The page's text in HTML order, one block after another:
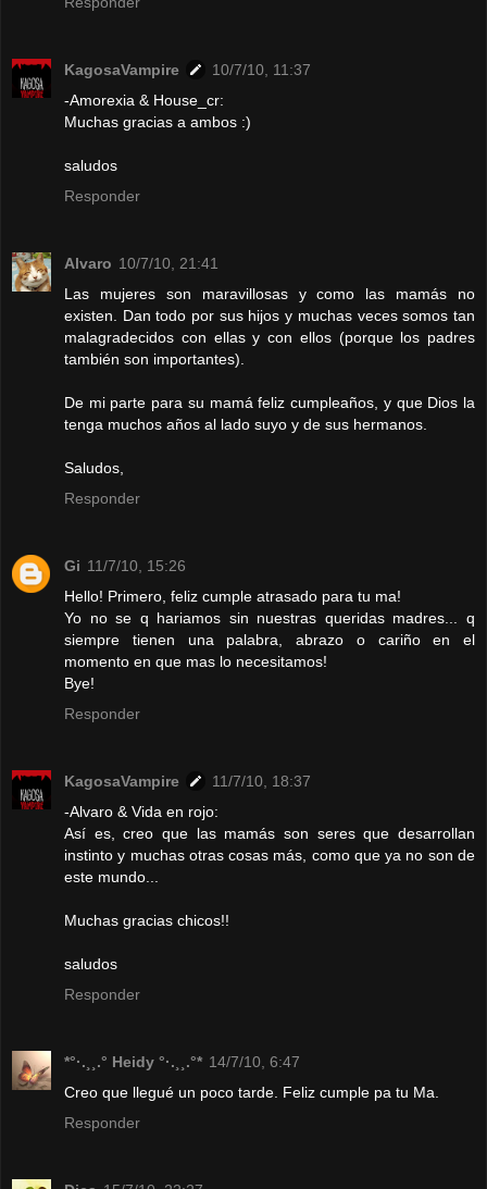
KagosaVampire
10/7/10, 11:37
-Amorexia & House_cr:
Muchas gracias a ambos :)
saludos
Responder
Alvaro 10/7/10, 21:41
Las mujeres son maravillosas y como las mamás no
existen. Dan todo por sus hijos y muchas veces somos tan
malagradecidos con ellas y con ellos (porque los padres
también son importantes).
De mi parte para su mamá feliz cumpleaños, y que Dios la
tenga muchos años al lado suyo y de sus hermanos.
Saludos,
Responder
Gi 11/7/10, 15:26
Hello! Primero, feliz cumple atrasado para tu ma!
Yo no se q hariamos sin nuestras queridas madres... q
siempre tienen una palabra, abrazo o cariño en el
momento en que mas lo necesitamos!
Bye!
Responder
KagosaVampire
11/7/10, 18:37
-Alvaro & Vida en rojo:
Así es, creo que las mamás son seres que desarrollan
instinto y muchas otras cosas más, como que ya no son de
este mundo...
Muchas gracias chicos!!
saludos
Responder
*°·.¸¸.° Heidy °·.¸¸.°* 14/7/10, 6:47
Creo que llegué un poco tarde. Feliz cumple pa tu Ma.
Responder